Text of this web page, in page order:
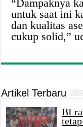
“Dampaknya
untuk saat ini
dan kualitas
cukup solid,”
Artikel Terbaru
BI